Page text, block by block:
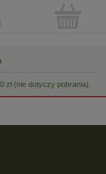
(nie dotyczy pobrania).